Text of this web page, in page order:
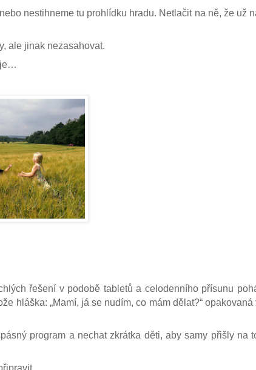
nestihneme tu prohlídku hradu. Netlačit na ně, že už
ale jinak nezasahovat.
řešení v podobě tabletů a celodenního přísunu
hláška: „Mamí, já se nudím, co mám dělat?“ opakovaná
program a nechat zkrátka děti, aby samy přišly na